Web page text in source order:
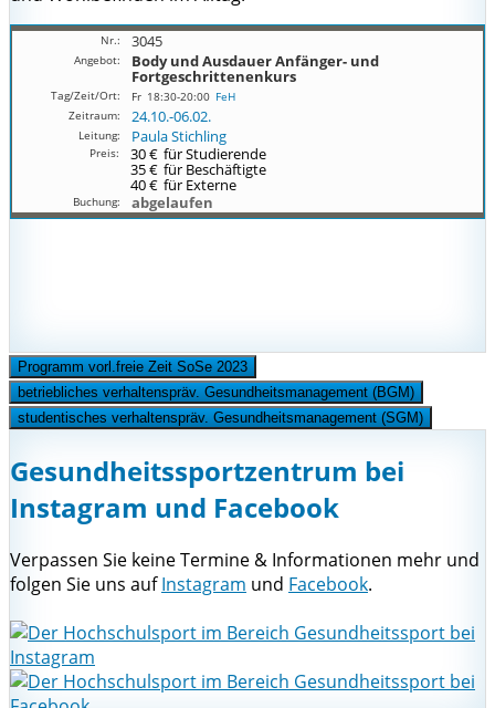
3045
Body und AusdauerAnfänger- und
Fortgeschrittenenkurs
Fr 18:30-20:00 FeH
24.10.-06.02.
Paula Stichling
30 € für Studierende
35 € für Beschäftigte
40 € für Externe
abgelaufen
Programm vorl.freie Zeit SoSe 2023
betriebliches verhaltenspräv. Gesundheitsmanagement (BGM)
studentisches verhaltenspräv. Gesundheitsmanagement (SGM)
Gesundheitssportzentrum bei
Instagram und Facebook
Verpassen Sie keine Termine & Informationen mehr und
folgen Sie uns aufInstagram und Facebook.